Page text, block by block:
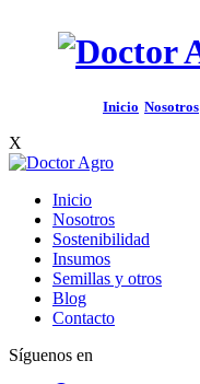
Inicio Nosotros
X
Inicio
Nosotros
Sostenibilidad
Insumos
Semillas y otros
Blog
Contacto
Síguenos en